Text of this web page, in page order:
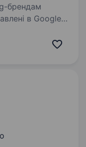
брендам
в Google